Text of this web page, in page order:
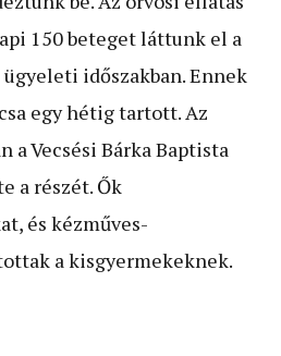
150 beteget láttunk el a
időszakban. Ennek
egy hétig tartott. Az
a Vecsési Bárka Baptista
a részét. Ők
és kézműves-
a kisgyermekeknek.